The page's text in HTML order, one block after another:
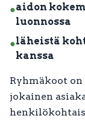
●aidon
luonnossa
●läheistä
kanssa
Ryhmäkoot
jokainen